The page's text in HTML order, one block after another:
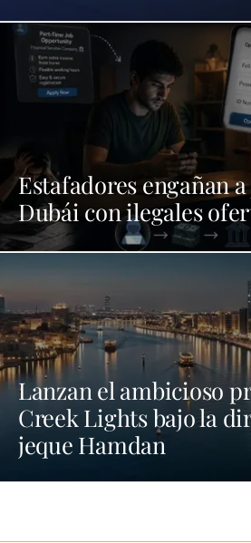
Estafadores engañan
Dubái con ilegales
Lanzan el ambicioso
Creek Lights bajo la
jeque Hamdan